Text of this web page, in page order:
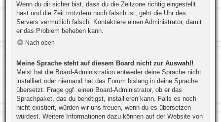
Wenn du dir sicher bist, dass du die Zeitzone richtig eingestellt
hast und die Zeit trotzdem noch falsch ist, geht die Uhr des
Servers vermutlich falsch. Kontaktiere einen Administrator, damit
er das Problem beheben kann.
Nach oben
Meine Sprache steht auf diesem Board nicht zur Auswahl!
Meist hat die Board-Administration entweder deine Sprache nicht
installiert oder niemand hat das Forum bislang in deine Sprache
übersetzt. Frage ggf. einen Board-Administrator, ob er das
Sprachpaket, das du benötigst, installieren kann. Falls es noch
nicht existiert, würden wir uns freuen, wenn du es übersetzen
würdest. Weitere Informationen dazu können auf der Website von